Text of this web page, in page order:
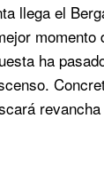
llega el
ha